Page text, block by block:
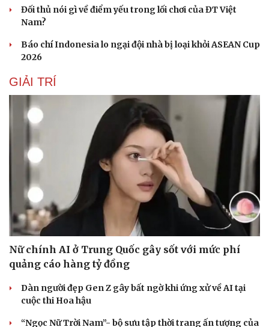
Âm nhạc
Di sản
Sao Việt
Đối thủ nói gì về điểm yếu trong lối chơi của ĐT Việt
Nam?
Báo chí Indonesia lo ngại đội nhà bị loại khỏi ASEAN Cup
2026
GIẢI TRÍ
Nữ chính AI ở Trung Quốc gây sốt với mức phí
quảng cáo hàng tỷ đồng
Dàn người đẹp Gen Z gây bất ngờ khi ứng xử về AI tại
cuộc thi Hoa hậu
“Ngọc Nữ Trời Nam”- bộ sưu tập thời trang ấn tượng của